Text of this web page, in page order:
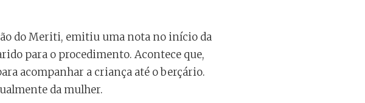
do Meriti, emitiu uma nota no início da
para o procedimento. Acontece que,
acompanhar a criança até o berçário.
da mulher.